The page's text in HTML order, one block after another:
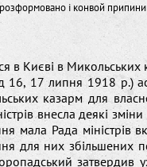
і конвой
в Києві в Микольських
16, 17 липня 1918 р.)
казарм для
внесла деякі
мала Рада міністрів
для них збільшених
затвердив